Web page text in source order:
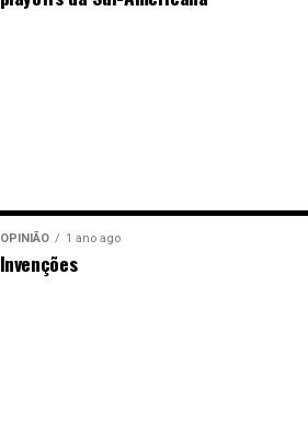
OPINIÃO 1 ano ago
Invenções